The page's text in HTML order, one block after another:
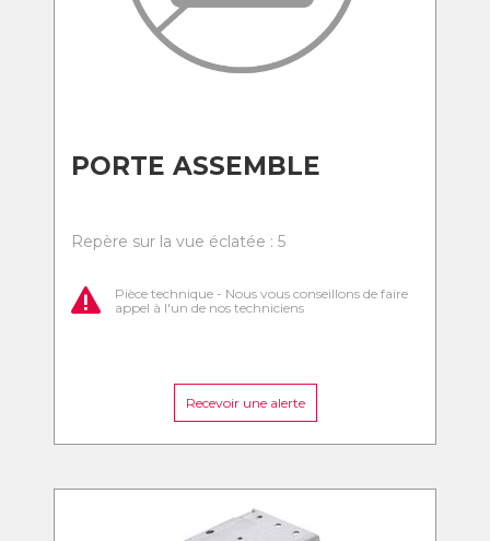
PORTE ASSEMBLE
Repère sur la vue éclatée : 5
Pièce technique - Nous vous conseillons de faire
appel à l'un de nos techniciens
Recevoir une alerte